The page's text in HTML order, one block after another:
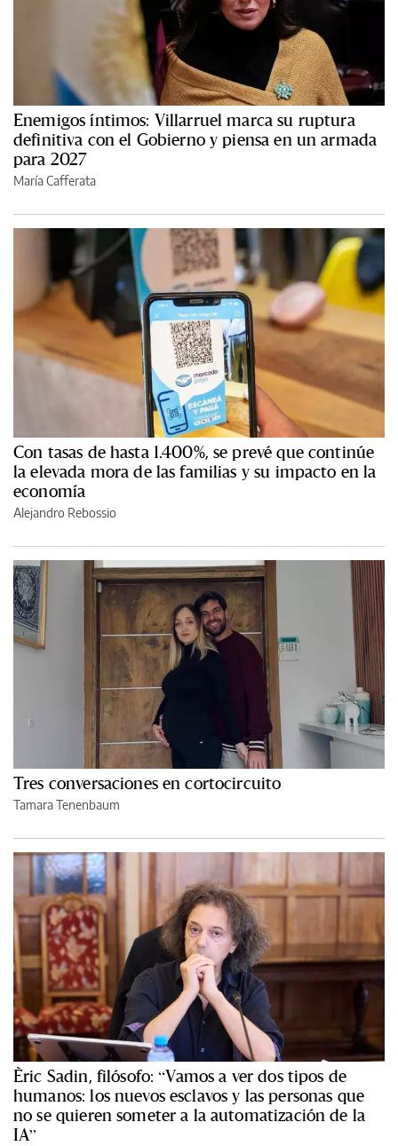
Enemigos íntimos: Villarruel marca su ruptura
definitiva con el Gobierno y piensa en un armada
para 2027
María Cafferata
Con tasas de hasta 1.400%, se prevé que continúe
la elevada mora de las familias y su impacto en la
economía
Alejandro Rebossio
Tres conversaciones en cortocircuito
Tamara Tenenbaum
Èric Sadin, filósofo: “Vamos a ver dos tipos de
humanos: los nuevos esclavos y las personas que
no se quieren someter a la automatización de la
IA”